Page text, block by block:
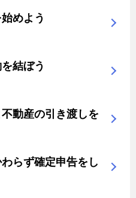
めよう
結ぼう
動産の引き渡しを
らず確定申告をし